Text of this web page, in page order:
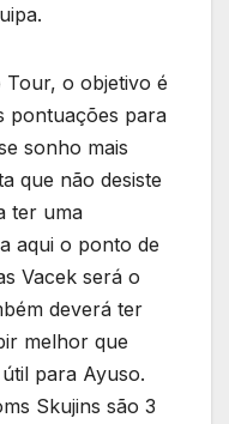
Tour, o objetivo é
pontuações para
sonho mais
que não desiste
ter uma
aqui o ponto de
Vacek será o
deverá ter
melhor que
para Ayuso.
Skujins são 3